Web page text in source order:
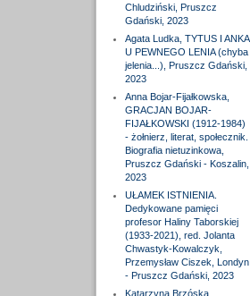
Chludziński, Pruszcz
Gdański, 2023
Agata Ludka, TYTUS I ANKA
U PEWNEGO LENIA (chyba
jelenia...), Pruszcz Gdański,
2023
Anna Bojar-Fijałkowska,
GRACJAN BOJAR-
FIJAŁKOWSKI (1912-1984)
- żołnierz, literat, społecznik.
Biografia nietuzinkowa,
Pruszcz Gdański - Koszalin,
2023
UŁAMEK ISTNIENIA.
Dedykowane pamięci
profesor Haliny Taborskiej
(1933-2021), red. Jolanta
Chwastyk-Kowalczyk,
Przemysław Ciszek, Londyn
- Pruszcz Gdański, 2023
Katarzyna Brzóska,